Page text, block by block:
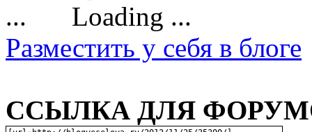
Loading ...
Разместить у себя в блоге
ССЫЛКА ДЛЯ